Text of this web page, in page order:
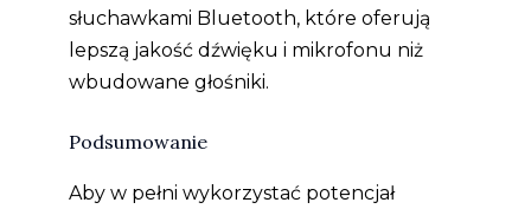
słuchawkami Bluetooth, które oferują
lepszą jakość dźwięku i mikrofonu niż
wbudowane głośniki.
Podsumowanie
Aby w pełni wykorzystać potencjał